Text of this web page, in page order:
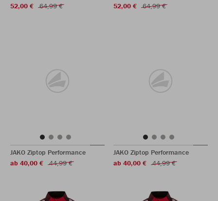
52,00 €
64,99 €
52,00 €
64,99 €
JAKO Ziptop Performance
ab 40,00 €
44,99 €
JAKO Ziptop Performance
ab 40,00 €
44,99 €